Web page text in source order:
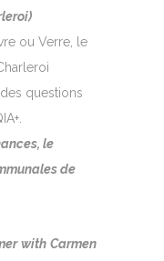
ou Verre, le
questions
le
de
with Carmen